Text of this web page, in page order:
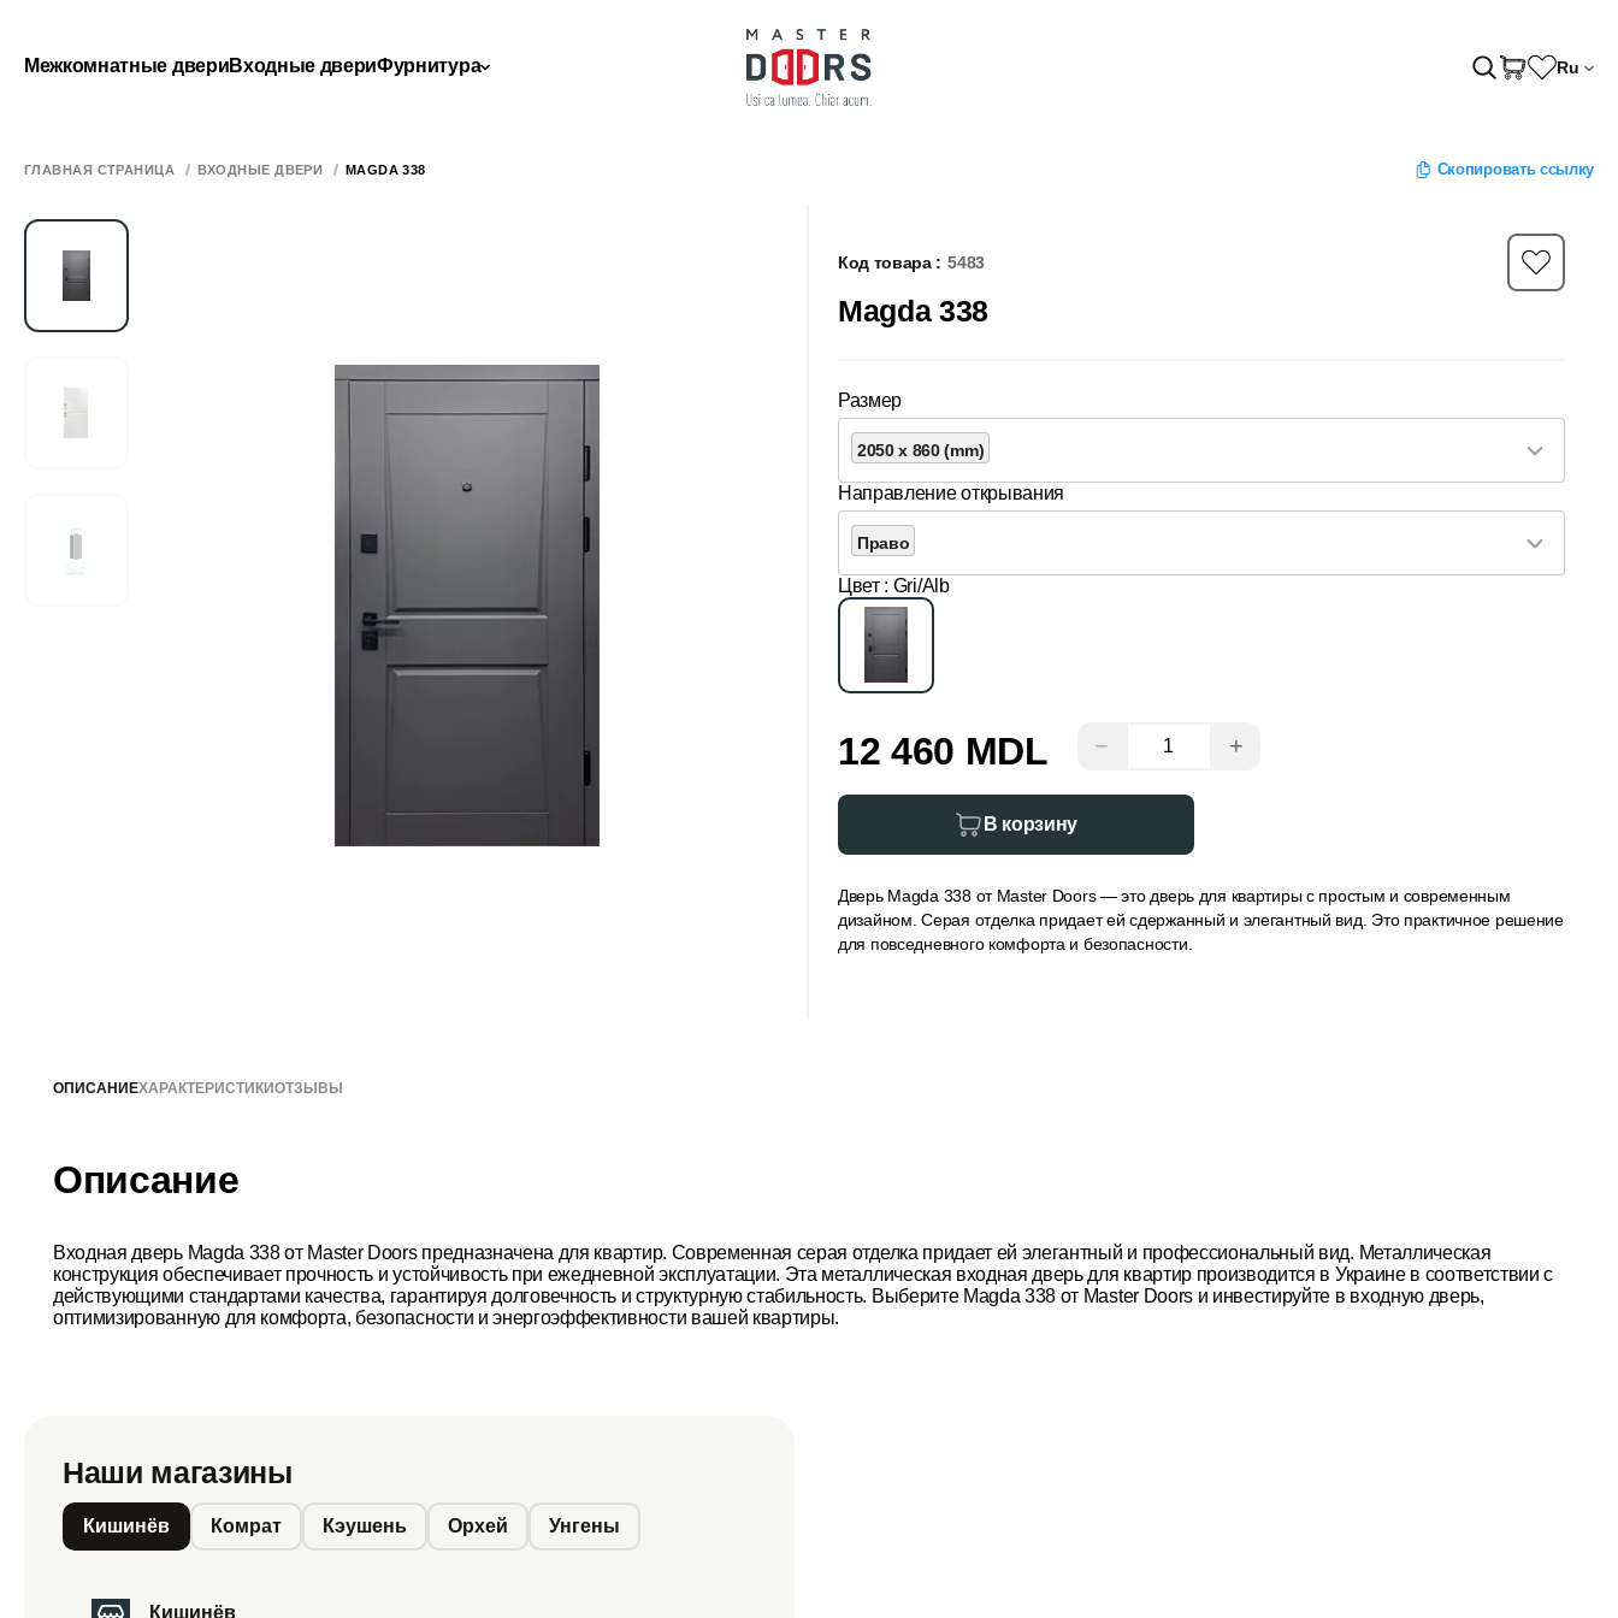
Межкомнатные двериВходные двериФурнитура Ru
ГЛАВНАЯ СТРАНИЦА ВХОДНЫЕ ДВЕРИ MAGDA 338 Скопировать ссылку
Код товара : 5483
Magda 338
Размер
2050 x 860 (mm)
Направление открывания
Право
Цвет : Gri/Alb
12 460 MDL − +
В корзину
Дверь Magda 338 от Master Doors — это дверь для квартиры с простым и современным
дизайном. Серая отделка придает ей сдержанный и элегантный вид. Это практичное решение
для повседневного комфорта и безопасности.
ОПИСАНИЕХАРАКТЕРИСТИКИОТЗЫВЫ
Описание
Входная дверь Magda 338 от Master Doors предназначена для квартир. Современная серая отделка придает ей элегантный и профессиональный вид. Металлическая
конструкция обеспечивает прочность и устойчивость при ежедневной эксплуатации. Эта металлическая входная дверь для квартир производится в Украине в соответствии с
действующими стандартами качества, гарантируя долговечность и структурную стабильность. Выберите Magda 338 от Master Doors и инвестируйте в входную дверь,
оптимизированную для комфорта, безопасности и энергоэффективности вашей квартиры.
Наши магазины
Кишинёв Комрат Кэушень Орхей Унгены
Кишинёв